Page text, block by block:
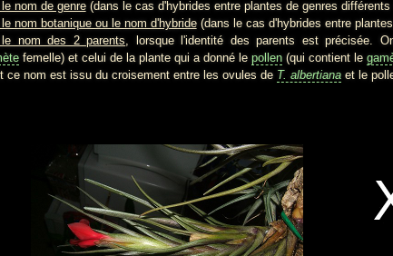
nom de genre(dans le cas d'hybrides entre plantes de genres différents
nom botanique ou le nom d'hybride(dans le cas d'hybrides entre
le nom des 2 parents , lorsque l'identité des parents est
femelle) et celui de la plante qui a donné le pollen(qui contient le
ce nom est issu du croisement entre les ovules de T. albertiana et le